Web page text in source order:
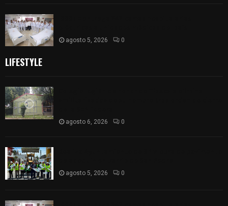
agosto 5, 2026 0
LIFESTYLE
agosto 6, 2026 0
agosto 5, 2026 0